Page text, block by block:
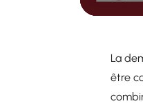
La
être